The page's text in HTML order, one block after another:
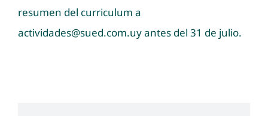
resumen del curriculum a
actividades@sued.com.uyantes del 31 de julio.